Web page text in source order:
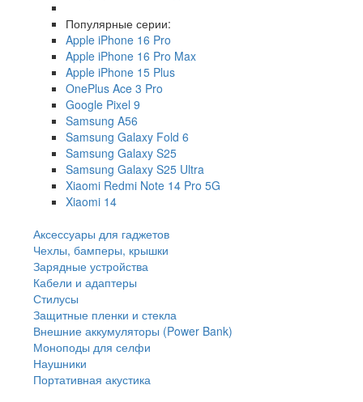
Популярные серии:
Apple iPhone 16 Pro
Apple iPhone 16 Pro Max
Apple iPhone 15 Plus
OnePlus Ace 3 Pro
Google Pixel 9
Samsung A56
Samsung Galaxy Fold 6
Samsung Galaxy S25
Samsung Galaxy S25 Ultra
Xiaomi Redmi Note 14 Pro 5G
Xiaomi 14
Аксессуары для гаджетов
Чехлы, бамперы, крышки
Зарядные устройства
Кабели и адаптеры
Стилусы
Защитные пленки и стекла
Внешние аккумуляторы (Power Bank)
Моноподы для селфи
Наушники
Портативная акустика